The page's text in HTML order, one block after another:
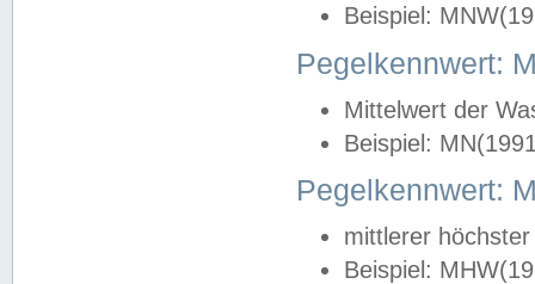
Beispiel:
Pegelkennwert:
Mittelwert der
Beispiel:
Pegelkennwert:
mittlerer
Beispiel: